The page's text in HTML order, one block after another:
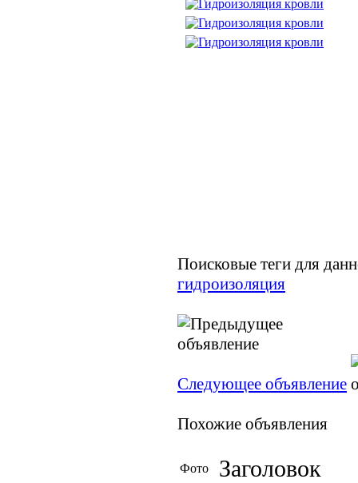
Поисковые теги для
гидроизоляция
Следующее объявление
Похожие объявления
Фото
Заголовок